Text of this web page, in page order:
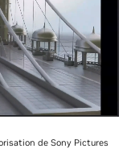
de Sony Pictures